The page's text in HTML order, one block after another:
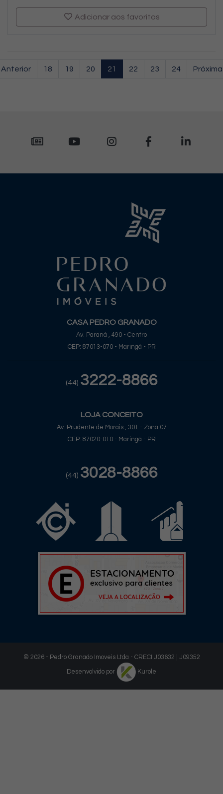
Adicionar aos favoritos
Anterior 18 19 20 21 22 23 24 Próxima
CASA PEDRO GRANADO
Av. Paraná , 490 - Centro
CEP: 87013-070 - Maringá - PR
(44) 3222-8866
LOJA CONCEITO
Av. Prudente de Morais , 301 - Zona 07
CEP: 87020-010 - Maringá - PR
(44) 3028-8866
© 2026 - Pedro Granado Imoveis Ltda - CRECI J03632 | J09352
Desenvolvido por Kurole